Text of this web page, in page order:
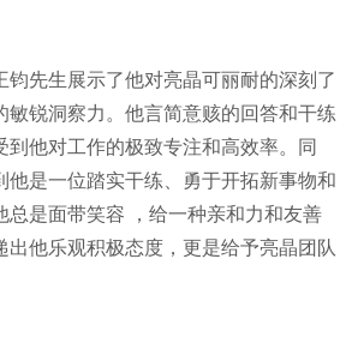
钧先生展示了他对亮晶可丽耐的深刻了
敏锐洞察力。他言简意赅的回答和干练
到他对工作的极致专注和高效率。同
他是一位踏实干练、勇于开拓新事物和
总是面带笑容 ，给一种亲和力和友善
出他乐观积极态度，更是给予亮晶团队